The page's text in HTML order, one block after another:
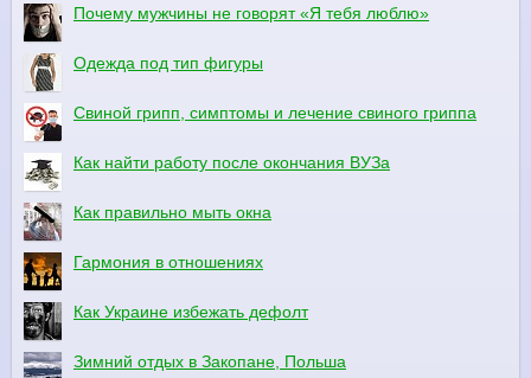
Почему мужчины не говорят «Я тебя люблю»
Одежда под тип фигуры
Свиной грипп, симптомы и лечение свиного гриппа
Как найти работу после окончания ВУЗа
Как правильно мыть окна
Гармония в отношениях
Как Украине избежать дефолт
Зимний отдых в Закопане, Польша